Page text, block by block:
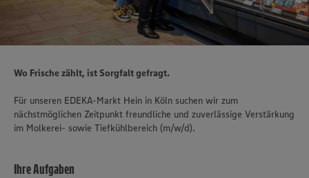
Wo Frische zählt, ist Sorgfalt gefragt.
Für unseren EDEKA-Markt Hein in Köln suchen wir zum
nächstmöglichen Zeitpunkt freundliche und zuverlässige Verstärkung
im Molkerei- sowie Tiefkühlbereich (m/w/d).
Ihre Aufgaben